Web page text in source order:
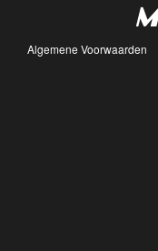
Algemene Voorwaarden